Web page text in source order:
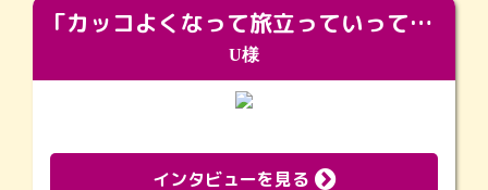
「カッコよくなって旅立っていってくれました（笑）もっとカッコいいって言ってあげればよかったな」
U様
インタビューを見る